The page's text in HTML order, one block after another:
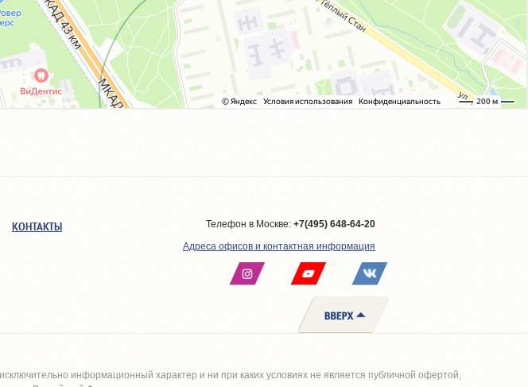
КОНТАКТЫ Телефон в Москве: +7(495) 648-64-20
Адреса офисов и контактная информация
информационный характер и ни при каких условиях не является публичной офертой,